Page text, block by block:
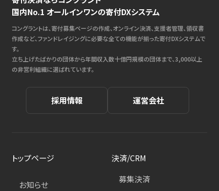
国内No.1 オールインワンの寄付DXシステム
コングラントは、寄付募集ページの作成、オンライン決済、支援者管理、領収書
作成など、ファンドレイジングに必要な全ての機能が揃った寄付DXシステムで
す。
立ち上げたばかりの団体から年間収入数十億円規模の団体まで、3,000以上
の非営利組織に選ばれています。
採用情報 運営会社
トップページ
お知らせ
決済/CRM
募集決済